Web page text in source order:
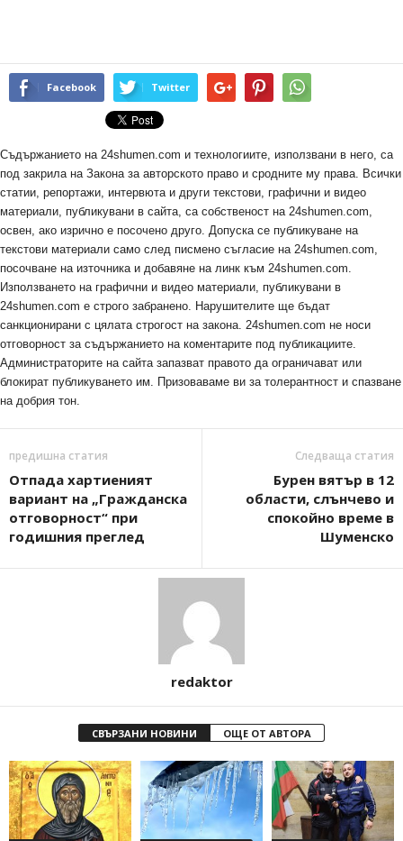
Facebook Twitter
Съдържанието на 24shumen.com и технологиите, използвани в него, са
под закрила на Закона за авторското право и сродните му права. Всички
статии, репортажи, интервюта и други текстови, графични и видео
материали, публикувани в сайта, са собственост на 24shumen.com,
освен, ако изрично е посочено друго. Допуска се публикуване на
текстови материали само след писмено съгласие на 24shumen.com,
посочване на източника и добавяне на линк към 24shumen.com.
Използването на графични и видео материали, публикувани в
24shumen.com е строго забранено. Нарушителите ще бъдат
санкционирани с цялата строгост на закона. 24shumen.com не носи
отговорност за съдържанието на коментарите под публикациите.
Администраторите на сайта запазват правото да ограничават или
блокират публикуването им. Призоваваме ви за толерантност и спазване
на добрия тон.
предишна статия
Отпада хартиеният
вариант на „Гражданска
отговорност“ при
годишния преглед
Следваща статия
Бурен вятър в 12
области, слънчево и
спокойно време в
Шуменско
redaktor
СВЪРЗАНИ НОВИНИ ОЩЕ ОТ АВТОРА